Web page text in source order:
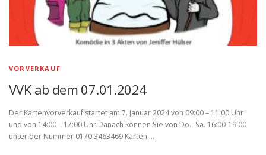
VORVERKAUF
VVK ab dem 07.01.2024
Der Kartenvorverkauf startet am 7. Januar 2024 von 09:00 – 11:00 Uhr
und von 14:00 – 17:00 Uhr.Danach können Sie von Do.- Sa. 16:00-19:00
unter der Nummer 0170 3463469 Karten …